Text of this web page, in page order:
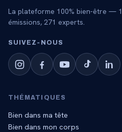
La plateforme 100% bien-être —
émissions, 271 experts.
SUIVEZ‑NOUS
THÉMATIQUES
Bien dans ma tête
Bien dans mon corps